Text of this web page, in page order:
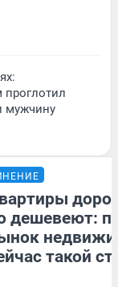
мужчину
дешевеют:
такой